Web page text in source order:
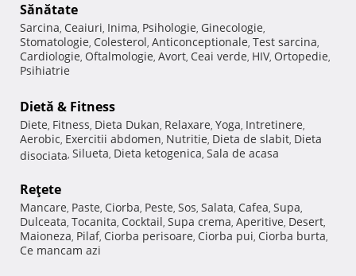
Sănătate
Sarcina, Ceaiuri, Inima, Psihologie, Ginecologie,
Stomatologie, Colesterol, Anticonceptionale, Test sarcina,
Cardiologie, Oftalmologie, Avort, Ceai verde, HIV, Ortopedie,
Psihiatrie
Dietă & Fitness
Diete, Fitness, Dieta Dukan, Relaxare, Yoga, Intretinere,
Aerobic, Exercitii abdomen, Nutritie, Dieta de slabit, Dieta
disociata, Silueta, Dieta ketogenica, Sala de acasa
Reţete
Mancare, Paste, Ciorba, Peste, Sos, Salata, Cafea, Supa,
Dulceata, Tocanita, Cocktail, Supa crema, Aperitive, Desert,
Maioneza, Pilaf, Ciorba perisoare, Ciorba pui, Ciorba burta,
Ce mancam azi